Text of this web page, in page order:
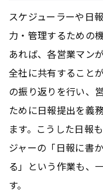
スケジューラーや日
力・管理するための
あれば、各営業マン
全社に共有すること
の振り返りを行い、
ために日報提出を義
ます。こうした日報
ジャーの「日報に書
る」という作業も、
す。